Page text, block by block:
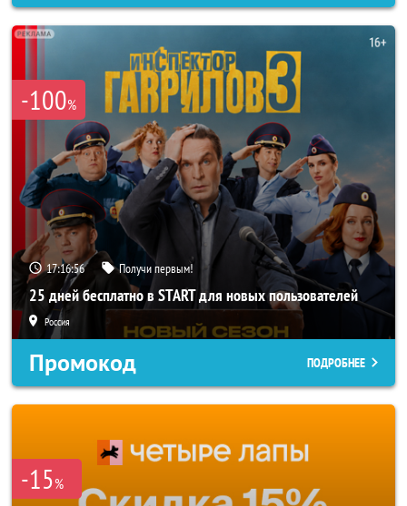
-100%
17:16:55 Получи первым!
25 дней бесплатно в START для новых пользователей
Россия
Промокод ПОДРОБНЕЕ
-15%